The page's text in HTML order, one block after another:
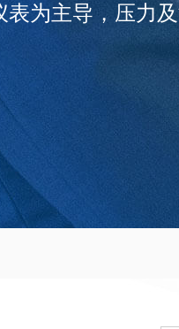
表为主导，压力